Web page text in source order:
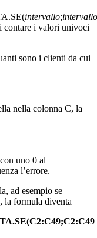
intervallo;intervallo
contare i valori univoci
sono i clienti da cui
nella colonna C, la
uno 0 al
l’errore.
ad esempio se
la formula diventa